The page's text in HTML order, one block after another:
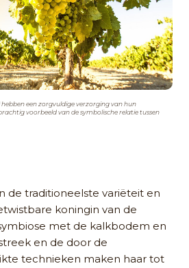
een zorgvuldige verzorging van hun
voorbeeld van de symbolische relatie tussen
de traditioneelste variëteit en
koningin van de
met de kalkbodem en
en de door de
technieken maken haar tot